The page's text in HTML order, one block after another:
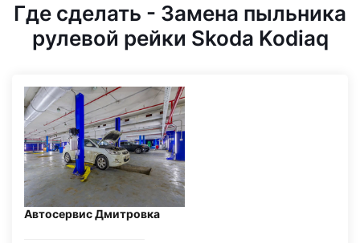
Где сделать - Замена пыльника
рулевой рейки Skoda Kodiaq
Автосервис Дмитровка